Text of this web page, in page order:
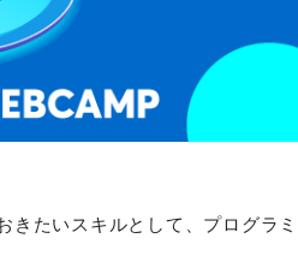
きたいスキルとして、プログラ